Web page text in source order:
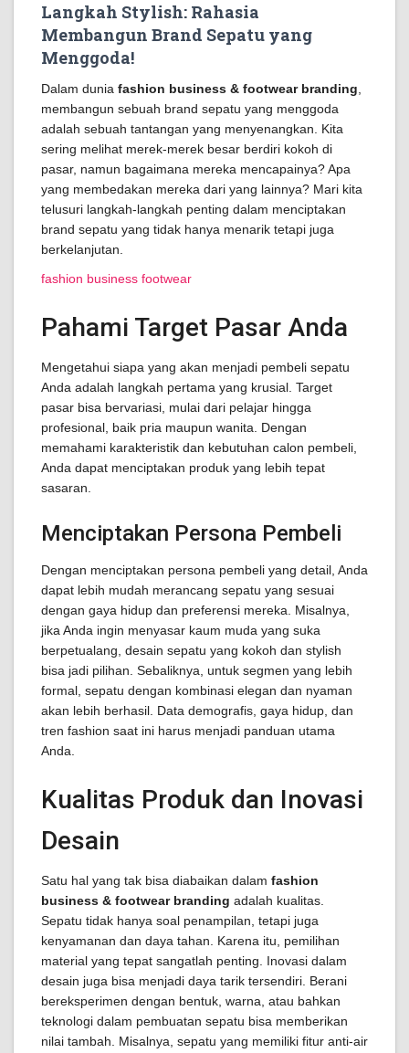
Langkah Stylish: Rahasia
Membangun Brand Sepatu yang
Menggoda!
Dalam dunia fashion business & footwear branding
membangun sebuah brand sepatu yang menggoda
adalah sebuah tantangan yang menyenangkan. Kita
sering melihat merek-merek besar berdiri kokoh di
pasar, namun bagaimana mereka mencapainya? Apa
yang membedakan mereka dari yang lainnya? Mari kita
telusuri langkah-langkah penting dalam menciptakan
brand sepatu yang tidak hanya menarik tetapi juga
berkelanjutan.
fashion business footwear
Pahami Target Pasar Anda
Mengetahui siapa yang akan menjadi pembeli sepatu
Anda adalah langkah pertama yang krusial. Target
pasar bisa bervariasi, mulai dari pelajar hingga
profesional, baik pria maupun wanita. Dengan
memahami karakteristik dan kebutuhan calon pembeli,
Anda dapat menciptakan produk yang lebih tepat
sasaran.
Menciptakan Persona Pembeli
Dengan menciptakan persona pembeli yang detail, Anda
dapat lebih mudah merancang sepatu yang sesuai
dengan gaya hidup dan preferensi mereka. Misalnya,
jika Anda ingin menyasar kaum muda yang suka
berpetualang, desain sepatu yang kokoh dan stylish
bisa jadi pilihan. Sebaliknya, untuk segmen yang lebih
formal, sepatu dengan kombinasi elegan dan nyaman
akan lebih berhasil. Data demografis, gaya hidup, dan
tren fashion saat ini harus menjadi panduan utama
Anda.
Kualitas Produk dan Inovasi
Desain
Satu hal yang tak bisa diabaikan dalam fashion
business & footwear branding adalah kualitas.
Sepatu tidak hanya soal penampilan, tetapi juga
kenyamanan dan daya tahan. Karena itu, pemilihan
material yang tepat sangatlah penting. Inovasi dalam
desain juga bisa menjadi daya tarik tersendiri. Berani
bereksperimen dengan bentuk, warna, atau bahkan
teknologi dalam pembuatan sepatu bisa memberikan
nilai tambah. Misalnya, sepatu yang memiliki fitur anti-air